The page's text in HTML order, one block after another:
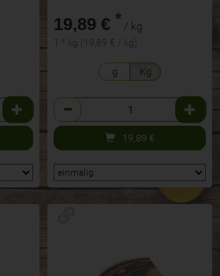
19,89 € * / kg
1 * kg (19,89 € / kg)
g Kg
Anzahl
19,89 €